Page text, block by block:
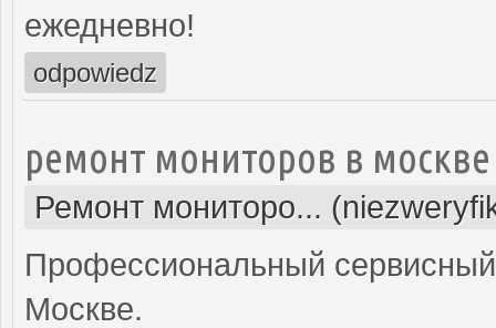
ежедневно!
odpowiedz
ремонт мониторов в москве
Ремонт мониторо...
Профессиональный
Москве.